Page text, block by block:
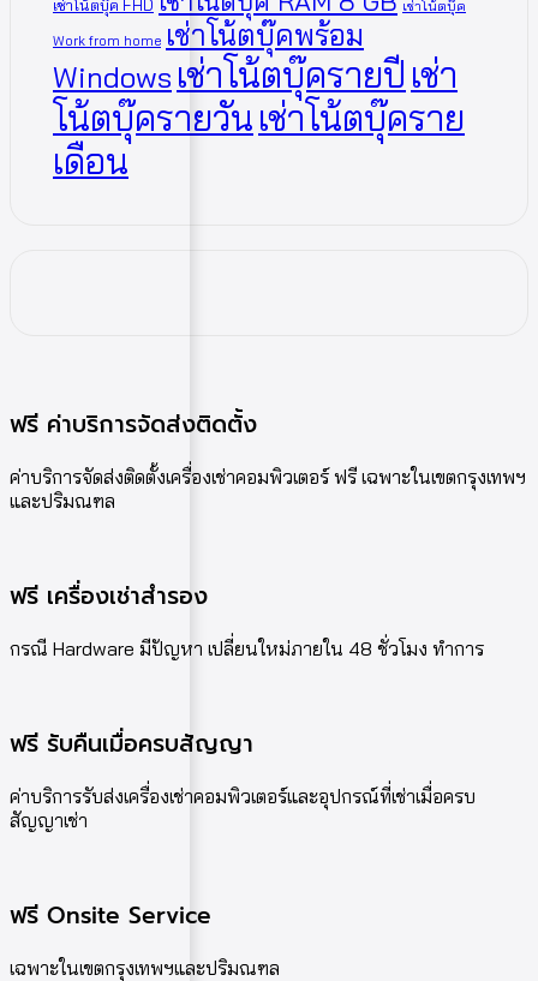
เช่าโน้ตบุ๊ค FHD เช่าโน้ตบุ๊ค
Work from home เช่าโน้ตบุ๊คพร้อม
Windows เช่าโน้ตบุ๊ครายปี เช่า
โน้ตบุ๊ครายวันเช่าโน้ตบุ๊คราย
เดือน
ฟรี ค่าบริการจัดส่งติดตั้ง
ค่าบริการจัดส่งติดตั้งเครื่องเช่าคอมพิวเตอร์ ฟรี เฉพาะในเขตกรุงเทพฯ
และปริมณฑล
ฟรี เครื่องเช่าสำรอง
กรณี Hardware มีปัญหา เปลี่ยนใหม่ภายใน 48 ชั่วโมง ทำการ
ฟรี รับคืนเมื่อครบสัญญา
ค่าบริการรับส่งเครื่องเช่าคอมพิวเตอร์และอุปกรณ์ที่เช่าเมื่อครบ
สัญญาเช่า
ฟรี Onsite Service
เฉพาะในเขตกรุงเทพฯและปริมณฑล